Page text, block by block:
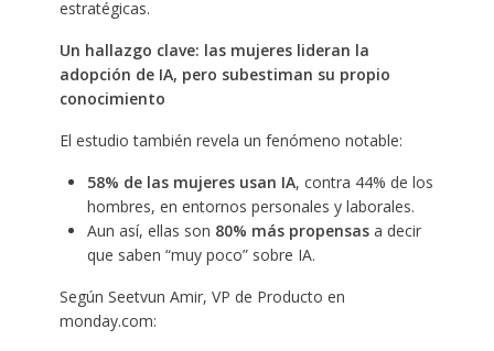
estratégicas.
Un hallazgo clave: las mujeres lideran la
adopción de IA, pero subestiman su propio
conocimiento
El estudio también revela un fenómeno notable:
58% de las mujeres usan IA, contra 44% de los
hombres, en entornos personales y laborales.
Aun así, ellas son 80% más propensasa decir
que saben “muy poco” sobre IA.
Según Seetvun Amir, VP de Producto en
monday.com: